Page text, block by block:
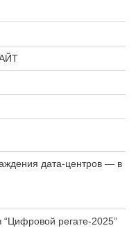
дата-центров — в
регате-2025”